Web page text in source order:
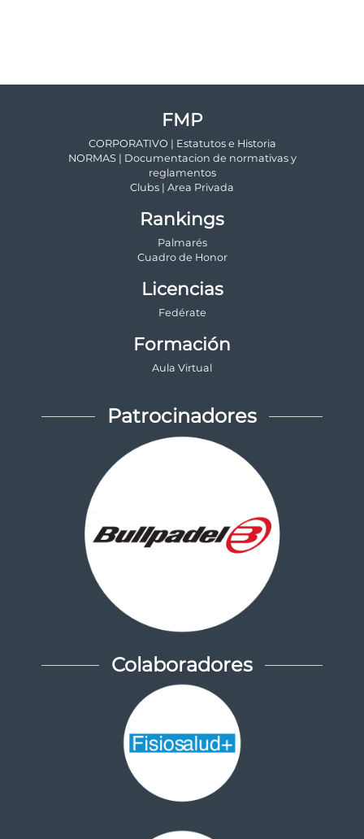
FMP
CORPORATIVO | Estatutos e Historia
NORMAS | Documentacion de normativas y
reglamentos
Clubs | Area Privada
Rankings
Palmarés
Cuadro de Honor
Licencias
Fedérate
Formación
Aula Virtual
Patrocinadores
Colaboradores